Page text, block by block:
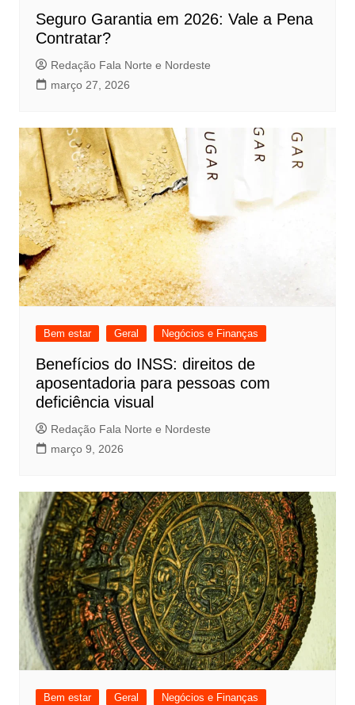
Seguro Garantia em 2026: Vale a Pena
Contratar?
Redação Fala Norte e Nordeste
março 27, 2026
Bem estar Geral Negócios e Finanças
Benefícios do INSS: direitos de
aposentadoria para pessoas com
deficiência visual
Redação Fala Norte e Nordeste
março 9, 2026
Bem estar Geral Negócios e Finanças